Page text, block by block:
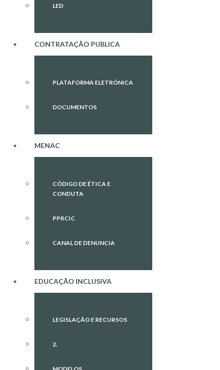
LED
CONTRATAÇÃO PUBLICA
PLATAFORMA ELETRÓNICA
DOCUMENTOS
MENAC
CÓDIGO DE ÉTICA E
CONDUTA
PPRCIC
CANAL DE DENUNCIA
EDUCAÇÃO INCLUSIVA
LEGISLAÇÃO E RECURSOS
2.